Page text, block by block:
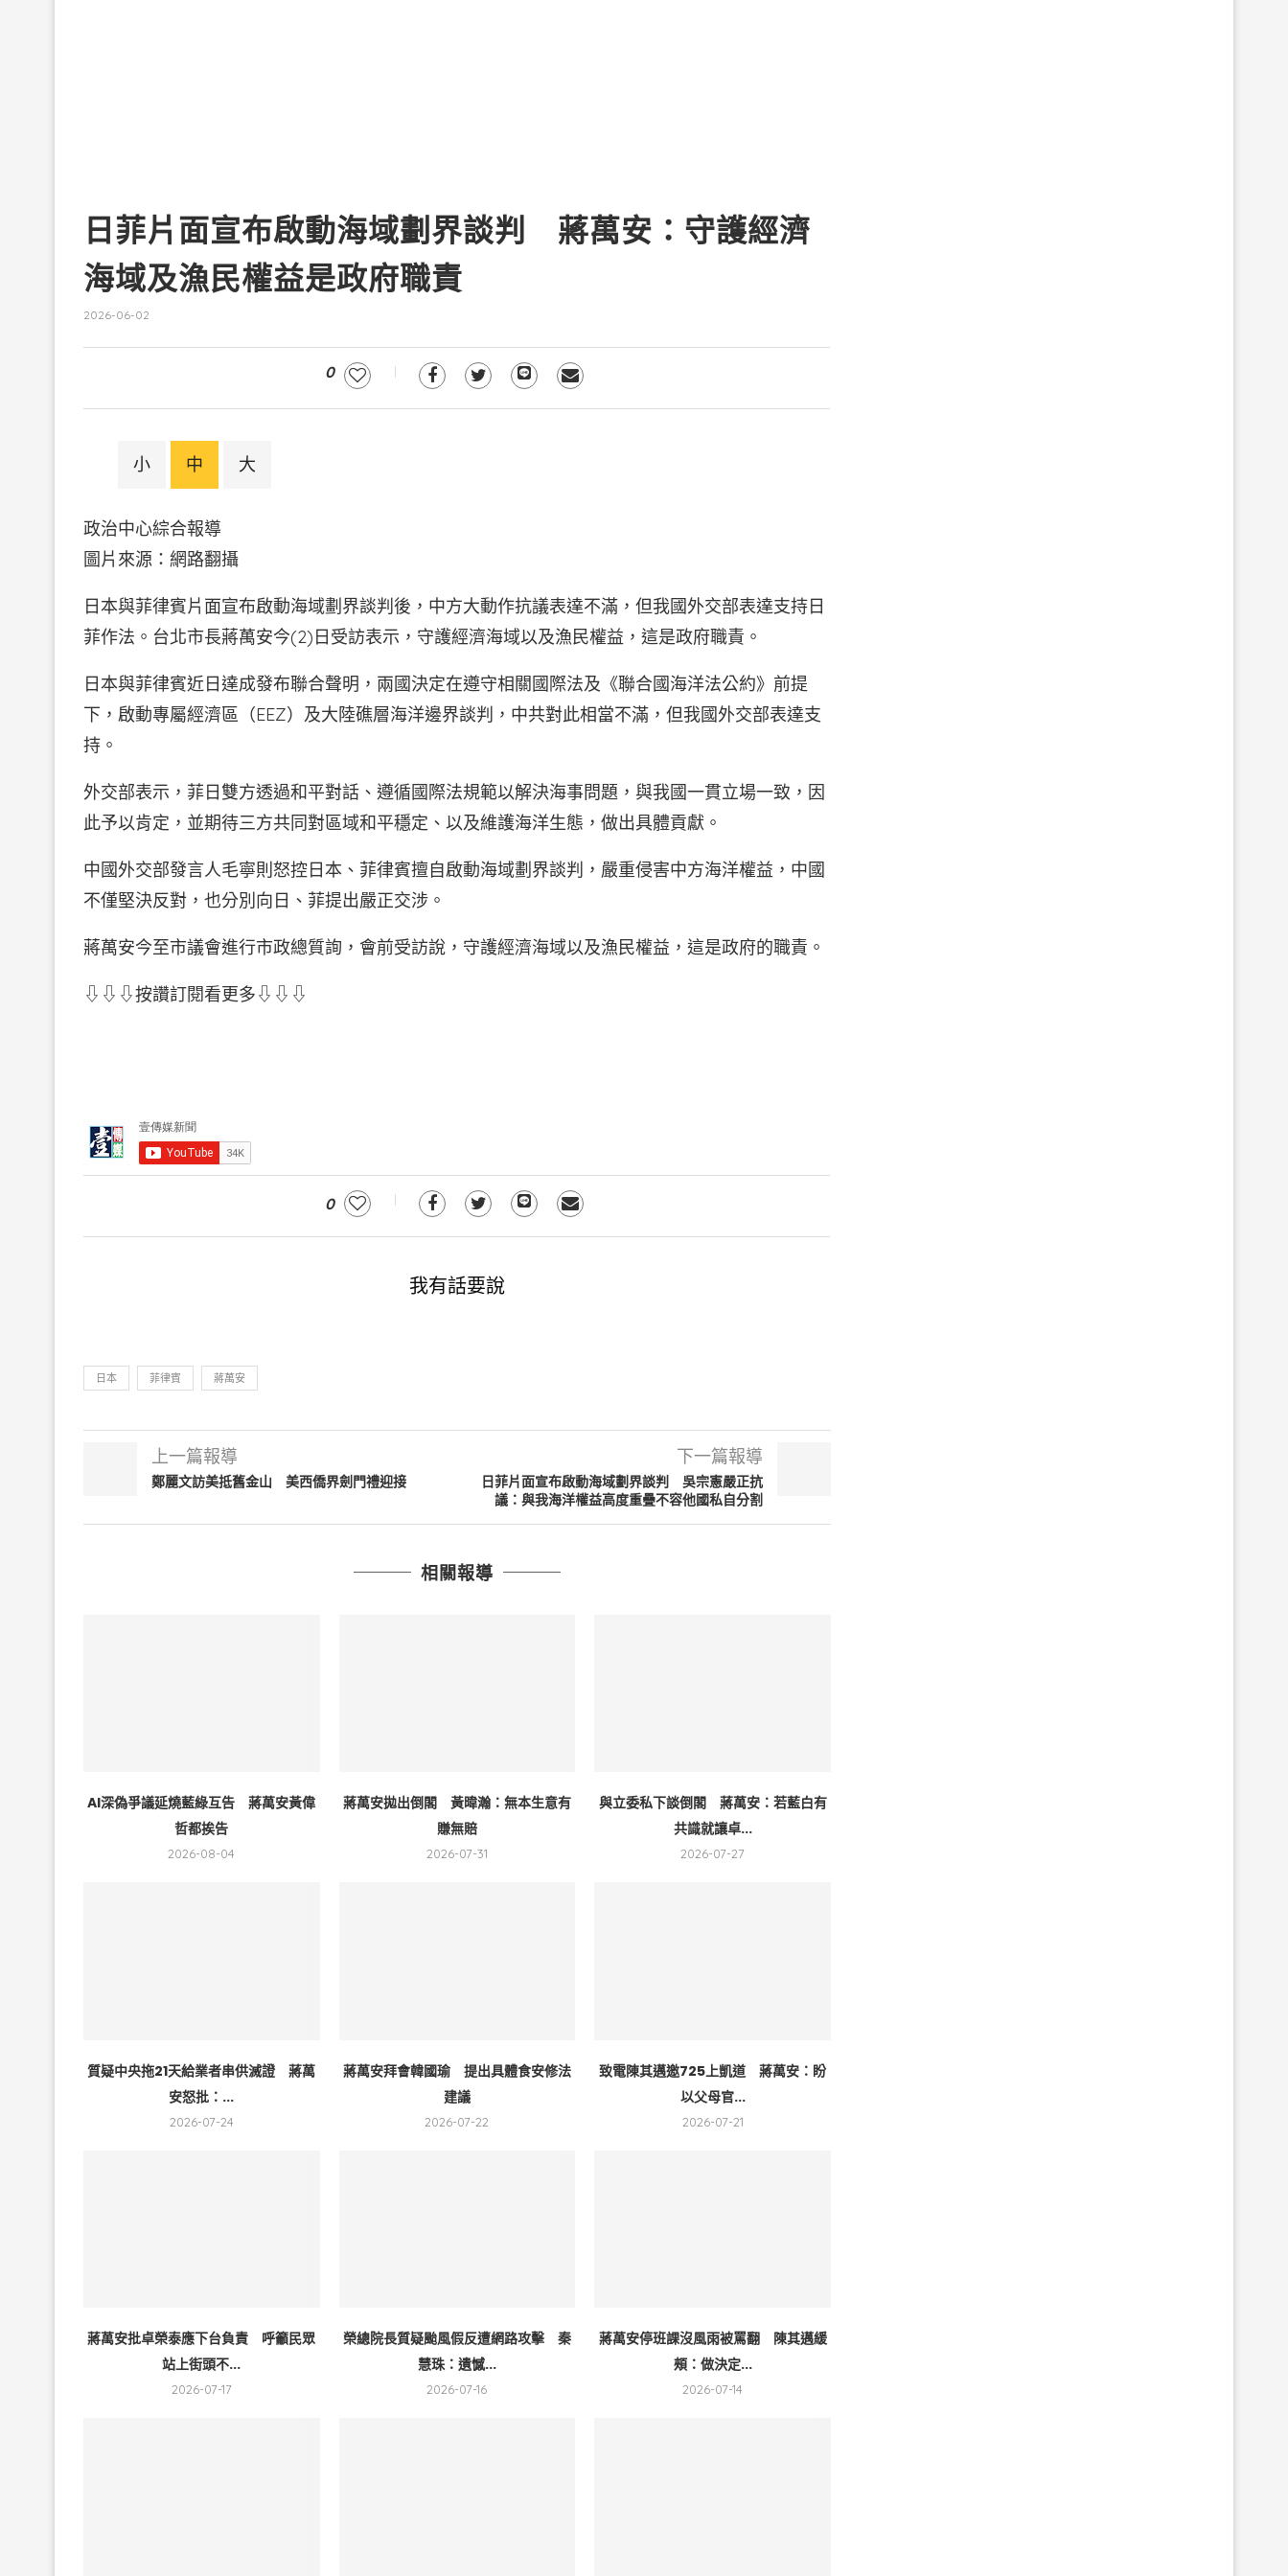
日菲片面宣布啟動海域劃界談判 蔣萬安：守護經濟
海域及漁民權益是政府職責
2026-06-02
0
小 中 大
政治中心綜合報導
圖片來源：網路翻攝
日本與菲律賓片面宣布啟動海域劃界談判後，中方大動作抗議表達不滿，但我國外交部表達支持日
菲作法。台北市長蔣萬安今(2)日受訪表示，守護經濟海域以及漁民權益，這是政府職責。
日本與菲律賓近日達成發布聯合聲明，兩國決定在遵守相關國際法及《聯合國海洋法公約》前提
下，啟動專屬經濟區（EEZ）及大陸礁層海洋邊界談判，中共對此相當不滿，但我國外交部表達支
持。
外交部表示，菲日雙方透過和平對話、遵循國際法規範以解決海事問題，與我國一貫立場一致，因
此予以肯定，並期待三方共同對區域和平穩定、以及維護海洋生態，做出具體貢獻。
中國外交部發言人毛寧則怒控日本、菲律賓擅自啟動海域劃界談判，嚴重侵害中方海洋權益，中國
不僅堅決反對，也分別向日、菲提出嚴正交涉。
蔣萬安今至市議會進行市政總質詢，會前受訪說，守護經濟海域以及漁民權益，這是政府的職責。
⇩⇩⇩按讚訂閱看更多⇩⇩⇩
0
我有話要說
日本 菲律賓 蔣萬安
上一篇報導
鄭麗文訪美抵舊金山 美西僑界劍門禮迎接
下一篇報導
日菲片面宣布啟動海域劃界談判 吳宗憲嚴正抗
議：與我海洋權益高度重疊不容他國私自分割
相關報導
AI深偽爭議延燒藍綠互告 蔣萬安黃偉
哲都挨告
2026-08-04
蔣萬安拋出倒閣 黃暐瀚：無本生意有
賺無賠
2026-07-31
與立委私下談倒閣 蔣萬安：若藍白有
共識就讓卓...
2026-07-27
質疑中央拖21天給業者串供滅證 蔣萬
安怒批：...
2026-07-24
蔣萬安拜會韓國瑜 提出具體食安修法
建議
2026-07-22
致電陳其邁邀725上凱道 蔣萬安：盼
以父母官...
2026-07-21
蔣萬安批卓榮泰應下台負責 呼籲民眾
站上街頭不...
2026-07-17
榮總院長質疑颱風假反遭網路攻擊 秦
慧珠：遺憾...
2026-07-16
蔣萬安停班課沒風雨被罵翻 陳其邁緩
頰：做決定...
2026-07-14